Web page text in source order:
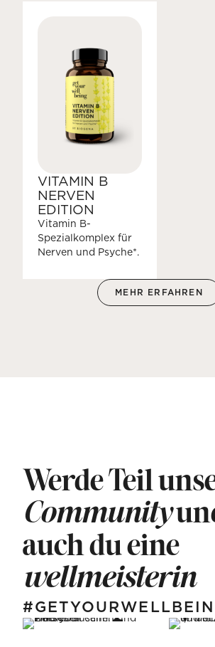
VITAMIN B
NERVEN
EDITION
Vitamin B-
Spezialkomplex für
Nerven und Psyche*.
MEHR ERFAHREN
Werde Teil
Community
auch du eine
wellmeisterin